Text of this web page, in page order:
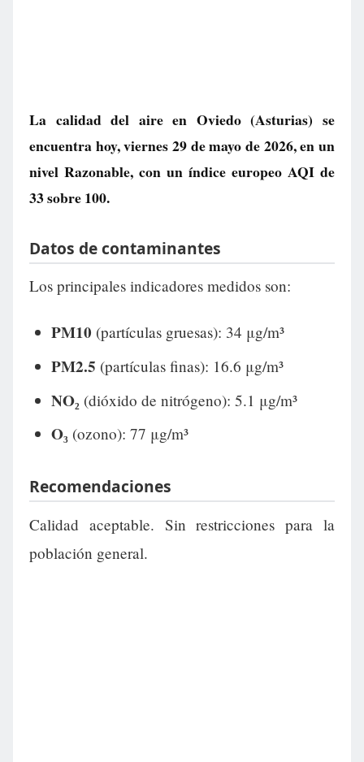
La calidad del aire en Oviedo(Asturias) se
encuentra hoy, viernes 29 de mayo de 2026, en un
nivel Razonable, con un índice europeo AQI de
33sobre 100.
Datos de contaminantes
Los principales indicadores medidos son:
PM10 (partículas gruesas): 34 μg/m³
PM2.5 (partículas finas): 16.6 μg/m³
NO₂ (dióxido de nitrógeno): 5.1 μg/m³
O₃ (ozono): 77 μg/m³
Recomendaciones
Calidad aceptable. Sin restricciones para la
población general.